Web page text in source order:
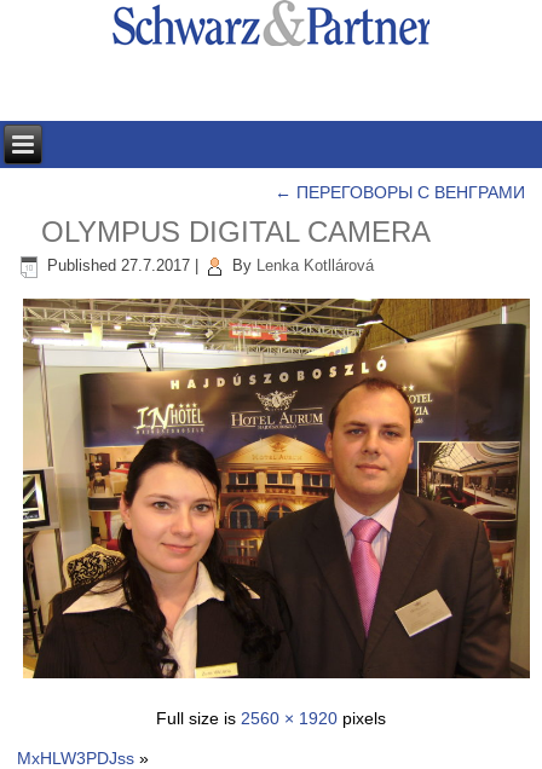
← ПЕРЕГОВОРЫ С ВЕНГРАМИ
OLYMPUS DIGITAL CAMERA
Published 27.7.2017 By Lenka Kotllárová
Full size is 2560 × 1920 pixels
MxHLW3PDJss »